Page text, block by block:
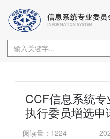
CCF信息系统
执行委员增选申
阅读量： 1224